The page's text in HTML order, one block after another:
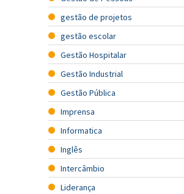
gestão de projetos
gestão escolar
Gestão Hospitalar
Gestão Industrial
Gestão Pública
Imprensa
Informatica
Inglês
Intercâmbio
Liderança